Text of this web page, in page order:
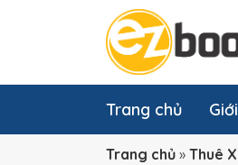
Trang chủ
Trang chủ » Thuê